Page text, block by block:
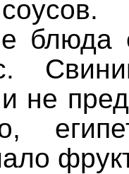
блюда
не